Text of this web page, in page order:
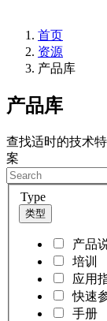
首页
资源
产品库
产品库
查找适时的技术
案
Type
类型
产品
培训
应用
快速
手册